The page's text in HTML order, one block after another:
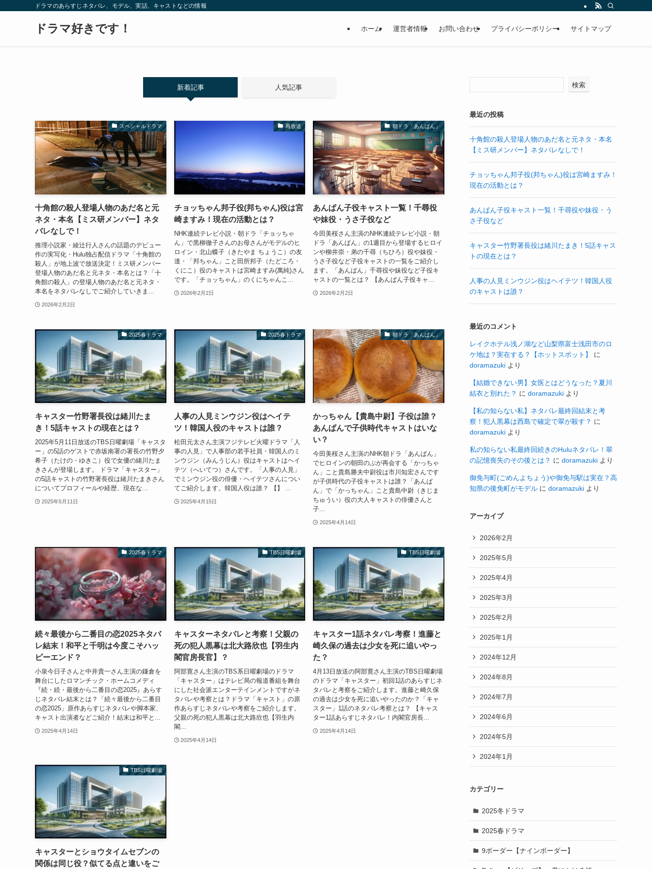
ドラマのあらすじネタバレ、モデル、実話、キャストなどの情報
ドラマ好きです！ ホーム 運営者情報 お問い合わせ プライバシーポリシー サイトマップ
新着記事 人気記事
スペシャルドラマ
十角館の殺人登場人物のあだ名と元
ネタ・本名【ミス研メンバー】ネタ
バレなしで！
推理小説家・綾辻行人さんの話題のデビュー
作の実写化・Hulu独占配信ドラマ「十角館の
殺人」が地上波で放送決定！ミス研メンバー
登場人物のあだ名と元ネタ・本名とは？「十
角館の殺人」の登場人物のあだ名と元ネタ・
本名をネタバレなしでご紹介していきま...
2026年2月2日
再放送
チョッちゃん邦子役(邦ちゃん)役は宮
崎ますみ！現在の活動とは？
NHK連続テレビ小説・朝ドラ「チョッちゃ
ん」で黒柳徹子さんのお母さんがモデルのヒ
ロイン・北山蝶子（きたやま ちょうこ）の友
達・「邦ちゃん」こと田所邦子（たどころ・
くにこ）役のキャストは宮崎ますみ(萬純)さん
です。「チョッちゃん」のくにちゃんこ...
2026年2月2日
朝ドラ「あんぱん」
あんぱん子役キャスト一覧！千尋役
や妹役・うさ子役など
今田美桜さん主演のNHK連続テレビ小説・朝
ドラ「あんぱん」の1週目から登場するヒロイ
ンや柳井崇・弟の千尋（ちひろ）役や妹役・
うさ子役など子役キャストの一覧をご紹介し
ます。「あんぱん」千尋役や妹役など子役キ
ャストの一覧とは？ 【あんぱん子役キャ...
2026年2月2日
2025春ドラマ
キャスター竹野署長役は緒川たま
き！5話キャストの現在とは？
2025年5月11日放送のTBS日曜劇場「キャスタ
ー」の5話のゲストで赤坂南署の署長の竹野夕
希子（たけの・ゆきこ）役で女優の緒川たま
きさんが登場します。 ドラマ「キャスター」
の5話キャストの竹野署長役は緒川たまきさん
についてプロフィールや経歴、現在な...
2025年5月11日
2025春ドラマ
人事の人見ミンウジン役はヘイテ
ツ！韓国人役のキャストは誰？
松田元太さん主演フジテレビ火曜ドラマ「人
事の人見」で人事部の若手社員・韓国人のミ
ンウジン（みんうじん）役はキャストはヘイ
テツ（へいてつ）さんです。「人事の人見」
でミンウジン役の俳優・ヘイテツさんについ
てご紹介します。韓国人役は誰？ 【】 ...
2025年4月15日
朝ドラ「あんぱん」
かっちゃん【貴島中尉】子役は誰？
あんぱんで子供時代キャストはいな
い？
今田美桜さん主演のNHK朝ドラ「あんぱん」
でヒロインの朝田のぶが再会する「かっちゃ
ん」こと貴島勝夫中尉役は市川知宏さんです
が子供時代の子役キャストは誰？「あんぱ
ん」で「かっちゃん」こと貴島中尉（きじま
ちゅうい）役の大人キャストの俳優さんと
子...
2025年4月14日
2025春ドラマ
続々最後から二番目の恋2025ネタバ
レ結末！和平と千明は今度こそハッ
ピーエンド？
小泉今日子さんと中井貴一さん主演の鎌倉を
舞台にしたロマンチック・ホームコメディ
『続・続・最後から二番目の恋2025』あらす
じネタバレ結末とは？「続々最後から二番目
の恋2025」原作あらすじネタバレや脚本家、
キャスト出演者などご紹介！結末は和平と...
2025年4月14日
TBS日曜劇場
キャスターネタバレと考察！父親の
死の犯人黒幕は北大路欣也【羽生内
閣官房長官】？
阿部寛さん主演のTBS系日曜劇場のドラマ
「キャスター」はテレビ局の報道番組を舞台
にした社会派エンターテインメントですがネ
タバレや考察とは？ドラマ「キャスト」の原
作あらすじネタバレや考察をご紹介します。
父親の死の犯人黒幕は北大路欣也【羽生内
閣...
2025年4月14日
TBS日曜劇場
キャスター1話ネタバレ考察！進藤と
崎久保の過去は少女を死に追いやっ
た？
4月13日放送の阿部寛さん主演のTBS日曜劇場
のドラマ「キャスター」初回1話のあらすじネ
タバレと考察をご紹介します。進藤と崎久保
の過去は少女を死に追いやったのか？「キャ
スター」1話のネタバレ考察とは？ 【キャス
ター1話あらすじネタバレ！内閣官房長...
2025年4月14日
TBS日曜劇場
キャスターとショウタイムセブンの
関係は同じ役？似てる点と違いをご
検索
最近の投稿
十角館の殺人登場人物のあだ名と元ネタ・本名
【ミス研メンバー】ネタバレなしで！
チョッちゃん邦子役(邦ちゃん)役は宮崎ますみ！
現在の活動とは？
あんぱん子役キャスト一覧！千尋役や妹役・う
さ子役など
キャスター竹野署長役は緒川たまき！5話キャス
トの現在とは？
人事の人見ミンウジン役はヘイテツ！韓国人役
のキャストは誰？
最近のコメント
レイクホテル浅ノ湖など山梨県富士浅田市のロ
ケ地は？実在する？【ホットスポット】
に
doramazuki より
【結婚できない男】女医とはどうなった？夏川
結衣と別れた？ に doramazuki より
【私の知らない私】ネタバレ最終回結末と考
察！犯人黒幕は西島で確定で翠が殺す？ に
doramazuki より
私の知らない私最終回続きのHuluネタバレ！翠
の記憶喪失のその後とは？ に doramazuki より
御免与町(ごめんよちょう)や御免与駅は実在？高
知県の後免町がモデル に doramazuki より
アーカイブ
2026年2月
2025年5月
2025年4月
2025年3月
2025年2月
2025年1月
2024年12月
2024年8月
2024年7月
2024年6月
2024年5月
2024年1月
カテゴリー
2025冬ドラマ
2025春ドラマ
9ボーダー【ナインボーダー】